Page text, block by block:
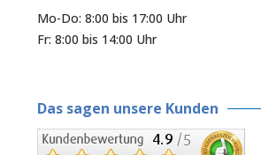
Mo-Do: 8:00 bis 17:00 Uhr
Fr: 8:00 bis 14:00 Uhr
Das sagen unsere Kunden